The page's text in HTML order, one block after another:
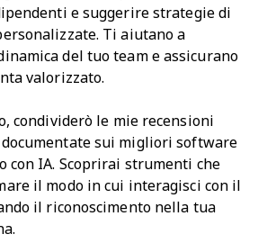
e suggerire strategie di
Ti aiutano a
del tuo team e assicurano
valorizzato.
condividerò le mie recensioni
sui migliori software
con IA. Scoprirai strumenti che
il modo in cui interagisci con il
il riconoscimento nella tua